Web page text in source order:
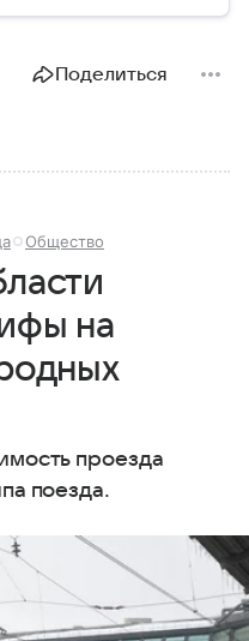
министерство, как
Поделиться
Общество
на
проезда
поезда.